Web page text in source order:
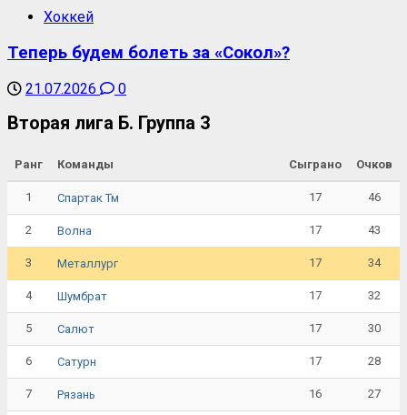
Хоккей
Теперь будем болеть за «Сокол»?
21.07.2026 0
Вторая лига Б. Группа 3
Ранг Команды Сыграно Очков
1 Спартак Тм 17 46
2 Волна 17 43
3 Металлург 17 34
4 Шумбрат 17 32
5 Салют 17 30
6 Сатурн 17 28
7 Рязань 16 27